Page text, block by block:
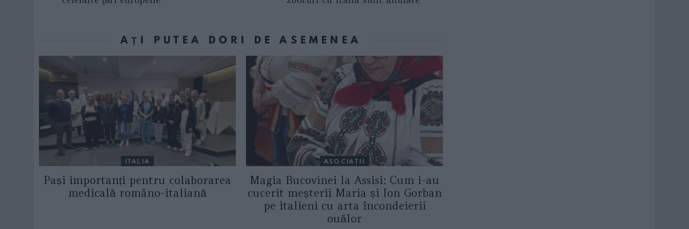
AȚI PUTEA DORI DE ASEMENEA
ITALIA
Pași importanți pentru colaborarea
medicală româno-italiană
ASOCIAŢII
Magia Bucovinei la Assisi: Cum i-au
cucerit meșterii Maria și Ion Gorban
pe italieni cu arta încondeierii
ouălor